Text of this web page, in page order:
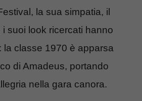
la sua simpatia, il
suoi look ricercati hanno
la classe 1970 è apparsa
di Amadeus, portando
nella gara canora.